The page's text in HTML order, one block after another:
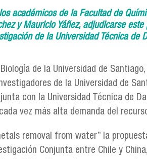
académicos de la Facultad de
y Mauricio Yáñez, adjudicarse
de la Universidad Técnica de
de la Universidad de
de la Universidad de
con la Universidad Técnica de
vez más alta demanda del
removal from water” la
Conjunta entre Chile y